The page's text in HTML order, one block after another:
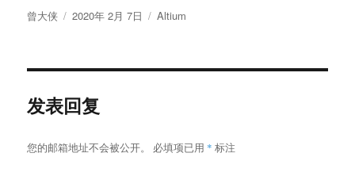
作
曾大侠
发
2020年 2月 7日
分
Altium
发表回复
您的邮箱地址不会被公开。 必填项已用 * 标注